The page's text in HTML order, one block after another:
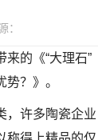
：
的《“大理石”
？》。
，许多陶瓷企业